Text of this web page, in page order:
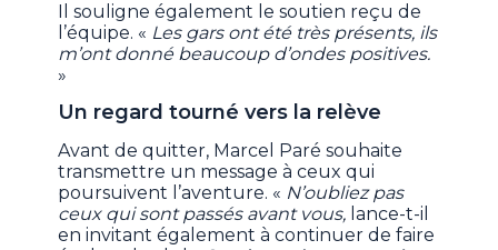
Il souligne également le soutien reçu de
l’équipe. « Les gars ont été très présents, ils
m’ont donné beaucoup d’ondes positives.
»
Un regard tourné vers la relève
Avant de quitter, Marcel Paré souhaite
transmettre un message à ceux qui
poursuivent l’aventure. « N’oubliez pas
ceux qui sont passés avant vous, lance-t-il
en invitant également à continuer de faire